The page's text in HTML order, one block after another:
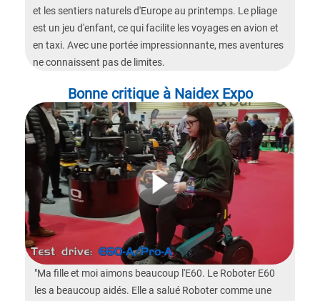
et les sentiers naturels d'Europe au printemps. Le pliage
est un jeu d'enfant, ce qui facilite les voyages en avion et
en taxi. Avec une portée impressionnante, mes aventures
ne connaissent pas de limites.
Bonne critique à Naidex Expo
"Ma fille et moi aimons beaucoup l'E60. Le Roboter E60
les a beaucoup aidés. Elle a salué Roboter comme une